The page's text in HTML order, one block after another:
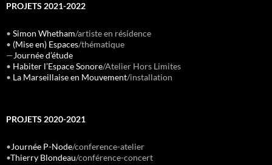
PROJETS 2021-2022
• Simon Whetham/artiste en résidence
• (Mise en) Espaces/thématique
—Journée d’étude
• Habiter l’Espace Sonore/Atelier Hors Limites
• La Marseillaise en Mouvement/installation
PROJETS 2020-2021
•Journée P-Node/conference-atelier
•Thierry Blondeau/conférence-concert